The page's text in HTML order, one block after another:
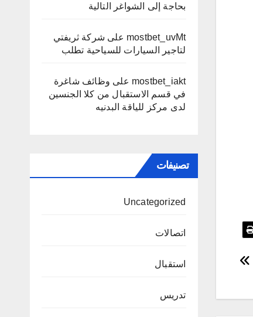
بحاجة إلى الشواغر التالية
mostbet_uvMt على شركة ثريفتي
لتاجير السيارات للسياحية تطلب
mostbet_iakt على وظائف شاغرة
في قسم الاستقبال من كلا الجنسين
لدى مركز للياقة البدنيه
تصنيفات
Uncategorized
اتصالات
استقبال
تدريس